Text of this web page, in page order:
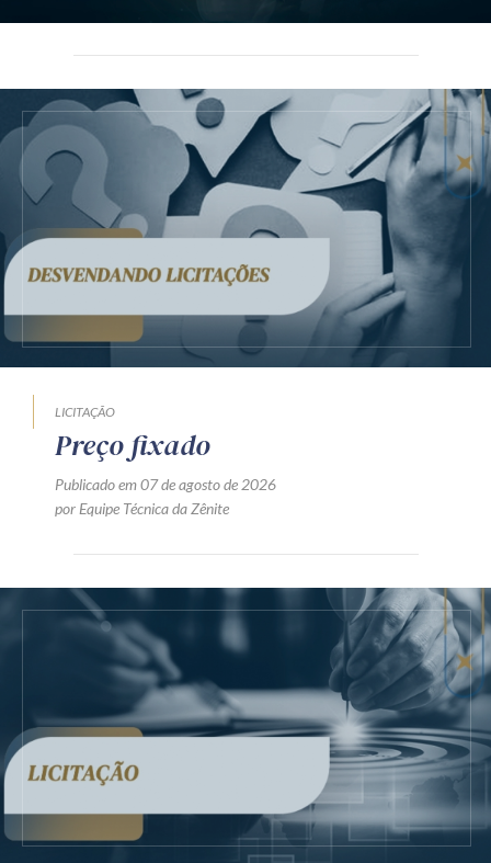
LICITAÇÃO
Preço fixado
Publicado em 07 de agosto de 2026
por Equipe Técnica da Zênite